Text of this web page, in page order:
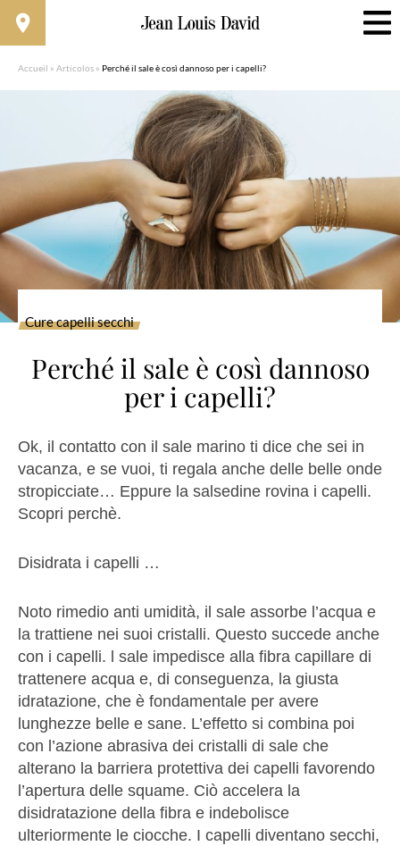
Accueil » Articolos » Perché il sale è così dannoso per i capelli?
Cure capelli secchi
Perché il sale è così dannoso
per i capelli?
Ok, il contatto con il sale marino ti dice che sei in
vacanza, e se vuoi, ti regala anche delle belle onde
stropicciate… Eppure la salsedine rovina i capelli.
Scopri perchè.
Disidrata i capelli …
Noto rimedio anti umidità, il sale assorbe l’acqua e
la trattiene nei suoi cristalli. Questo succede anche
con i capelli. l sale impedisce alla fibra capillare di
trattenere acqua e, di conseguenza, la giusta
idratazione, che è fondamentale per avere
lunghezze belle e sane. L’effetto si combina poi
con l’azione abrasiva dei cristalli di sale che
alterano la barriera protettiva dei capelli favorendo
l’apertura delle squame. Ciò accelera la
disidratazione della fibra e indebolisce
ulteriormente le ciocche. I capelli diventano secchi,